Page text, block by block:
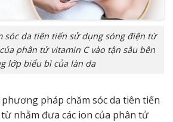
sóc da tiên tiến sử dụng sóng điện từ
phân tử vitamin C vào tận sâu bên
lớp biểu bì của làn da
pháp chăm sóc da tiên tiến
nhằm đưa các ion của phân tử